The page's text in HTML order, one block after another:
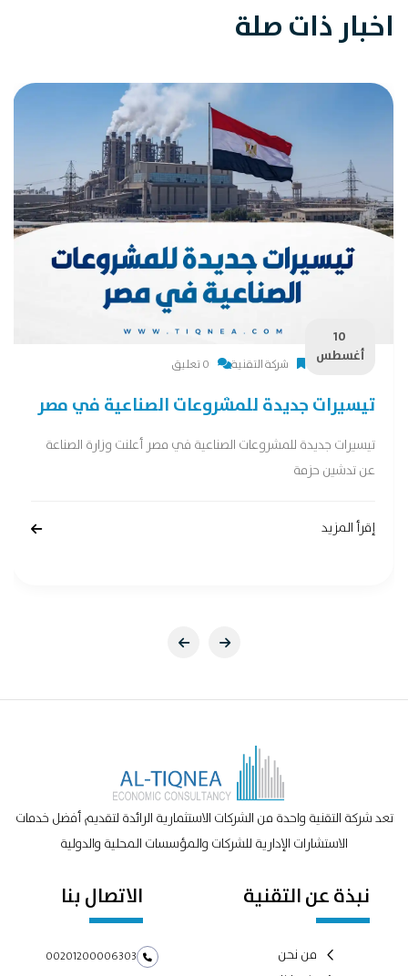
اخبار ذات صلة
10
أغسطس
شركة التقنية 0 تعليق
تيسيرات جديدة للمشروعات الصناعية في مصر
تيسيرات جديدة للمشروعات الصناعية في مصر أعلنت وزارة الصناعة
عن تدشين حزمة
إقرأ المزيد
تعد شركة التقنية واحدة من الشركات الاستثمارية الرائدة لتقديم أفضل خدمات
الاستشارات الإدارية للشركات والمؤسسات المحلية والدولية
نبذة عن التقنية
من نحن
الاتصال بنا
00201200006303